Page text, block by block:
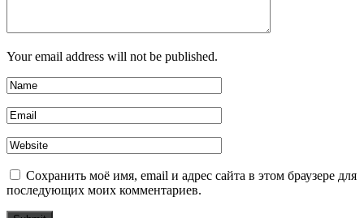
Your email address will not be published.
Сохранить моё имя, email и адрес сайта в этом браузере для
последующих моих комментариев.